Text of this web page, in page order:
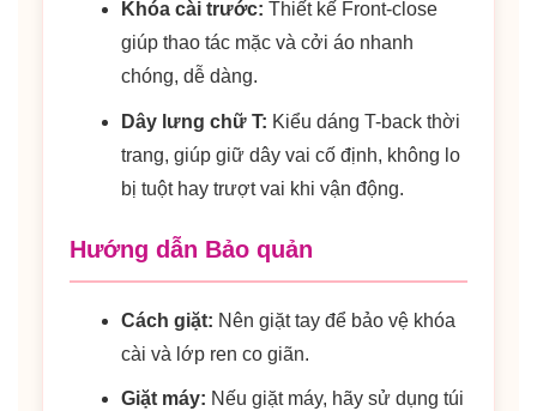
Khóa cài trước: Thiết kế Front-close
giúp thao tác mặc và cởi áo nhanh
chóng, dễ dàng.
Dây lưng chữ T: Kiểu dáng T-back thời
trang, giúp giữ dây vai cố định, không lo
bị tuột hay trượt vai khi vận động.
Hướng dẫn Bảo quản
Cách giặt: Nên giặt tay để bảo vệ khóa
cài và lớp ren co giãn.
Giặt máy: Nếu giặt máy, hãy sử dụng túi